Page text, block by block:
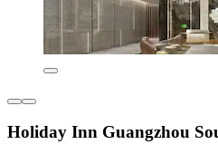
Holiday Inn Guangzhou